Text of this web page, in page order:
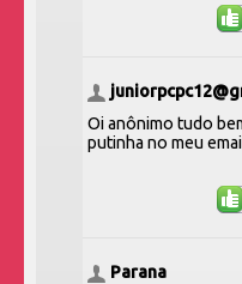
Oi anônimo tudo
putinha no meu
Parana